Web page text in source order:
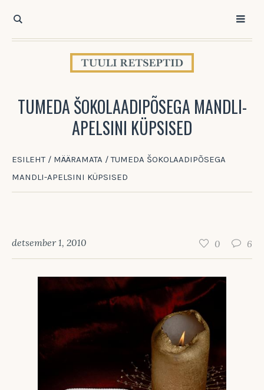
TUMEDA ŠOKOLAADIPÕSEGA MANDLI-
APELSINI KÜPSISED
ESILEHT / MÄÄRAMATA /TUMEDA ŠOKOLAADIPÕSEGA
MANDLI-APELSINI KÜPSISED
detsember 1, 2010 6
0